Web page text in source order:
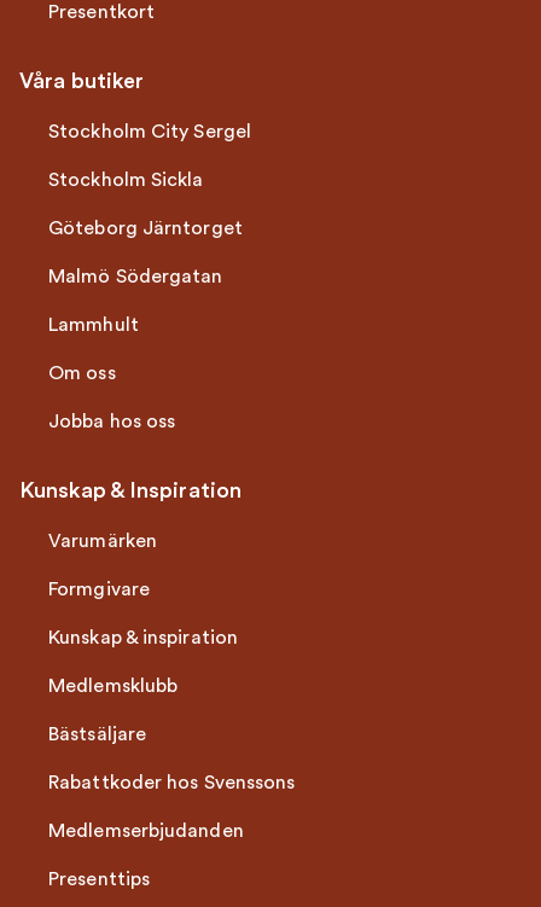
Presentkort
Våra butiker
Stockholm City Sergel
Stockholm Sickla
Göteborg Järntorget
Malmö Södergatan
Lammhult
Om oss
Jobba hos oss
Kunskap & Inspiration
Varumärken
Formgivare
Kunskap & inspiration
Medlemsklubb
Bästsäljare
Rabattkoder hos Svenssons
Medlemserbjudanden
Presenttips